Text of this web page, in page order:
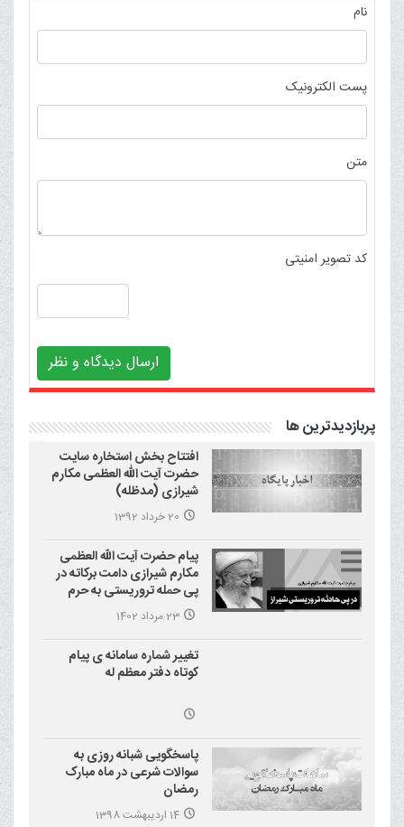
نام
پست الکترونیک
متن
کد تصویر امنیتی
ارسال دیدگاه و نظر
پربازدیدترین ها
افتتاح بخش استخاره سایت
حضرت آیت الله العظمی مکارم
شیرازی (مدظله)
20 خرداد 1392
پیام حضرت آیت الله العظمی
مکارم شیرازی دامت برکاته در
پی حمله تروریستی به حرم
احمد بن موسی علیه السلام
(شاهچراغ)
23 مرداد 1402
تغییر شماره سامانه ی پیام
کوتاه دفتر معظم له
پاسخگویی شبانه روزی به
سوالات شرعی در ماه مبارک
رمضان
14 اردیبهشت 1398